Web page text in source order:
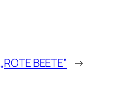
„ROTE BEETE” →